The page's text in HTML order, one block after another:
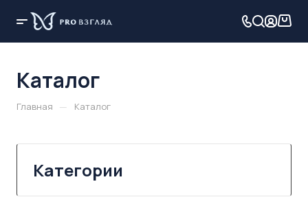
Каталог
Главная — Каталог
Категории